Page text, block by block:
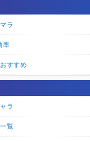
ラ
率
すすめ
ラ
覧